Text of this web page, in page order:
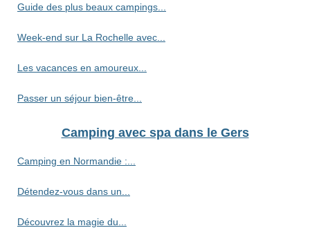
Guide des plus beaux campings...
Week-end sur La Rochelle avec...
Les vacances en amoureux...
Passer un séjour bien-être...
Camping avec spa dans le Gers
Camping en Normandie :...
Détendez-vous dans un...
Découvrez la magie du...